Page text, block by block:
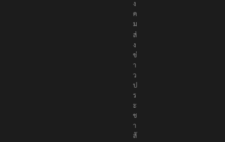
อ
สั
ง
ค
ม
ส่
ง
ข่
า
ว
ป
ร
ะ
ช